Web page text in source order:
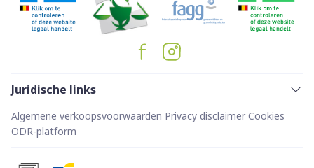
Juridische links
Algemene verkoopsvoorwaarden Privacy disclaimer Cookies
ODR-platform